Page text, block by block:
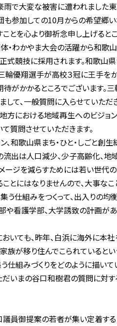
雨で大変な被害に遭われました
参加しての10月からの希望郷
とを心より御祈念申し上げると
わかやま大会の活躍から和歌
式競技に採用されます。和歌山
優翔選手が高校３冠に王手を
がかかるところでございます
て、一般質問に入らせていただ
方における地域再生へのビジョ
質問させていただきます。
和歌山県まち・ひと・しごと
出は人口減少、少子高齢化、地
ジを減らすためには若い世代
とにはなりませんので、大事な
仕組みをつくって、出入りの均
看護学部、大学誘致の計画があ
いても、昨年、白浜に海外に本
族が移り住んでこられていると
組みづくりをどのように描いて
まの谷口和樹君の質問に対す
員御提案の若者が集い定着する